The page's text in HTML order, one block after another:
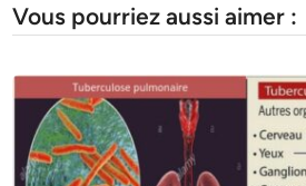
Vous pourriez aussi aimer :